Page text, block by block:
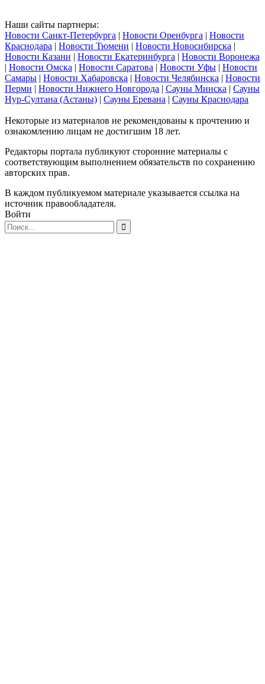
Наши сайты партнеры:
Новости Санкт-Петербурга | Новости Оренбурга | Новости
Краснодара | Новости Тюмени | Новости Новосибирска |
Новости Казани | Новости Екатеринбурга | Новости Воронежа
| Новости Омска | Новости Саратова | Новости Уфы | Новости
Самары | Новости Хабаровска | Новости Челябинска | Новости
Перми | Новости Нижнего Новгорода | Сауны Минска | Сауны
Нур-Султана (Астаны) | Сауны Еревана | Сауны Краснодара
Некоторые из материалов не рекомендованы к прочтению и
ознакомлению лицам не достигшим 18 лет.
Редакторы портала публикуют сторонние материалы с
соответствующим выполнением обязательств по сохранению
авторских прав.
В каждом публикуемом материале указывается ссылка на
источник правообладателя.
Войти